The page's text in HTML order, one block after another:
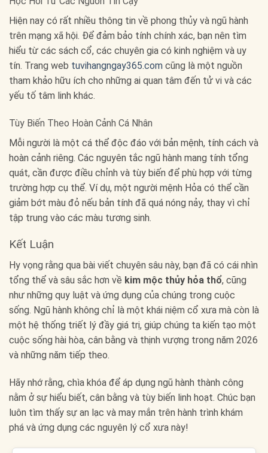
Hiện nay có rất nhiều thông tin về phong thủy và ngũ hành
trên mạng xã hội. Để đảm bảo tính chính xác, bạn nên tìm
hiểu từ các sách cổ, các chuyên gia có kinh nghiệm và uy
tín. Trang web tuvihangngay365.com cũng là một nguồn
tham khảo hữu ích cho những ai quan tâm đến tử vi và các
yếu tố tâm linh khác.
Tùy Biến Theo Hoàn Cảnh Cá Nhân
Mỗi người là một cá thể độc đáo với bản mệnh, tính cách và
hoàn cảnh riêng. Các nguyên tắc ngũ hành mang tính tổng
quát, cần được điều chỉnh và tùy biến để phù hợp với từng
trường hợp cụ thể. Ví dụ, một người mệnh Hỏa có thể cần
giảm bớt màu đỏ nếu bản tính đã quá nóng nảy, thay vì chỉ
tập trung vào các màu tương sinh.
Kết Luận
Hy vọng rằng qua bài viết chuyên sâu này, bạn đã có cái nhìn
tổng thể và sâu sắc hơn về kim mộc thủy hỏa thổ, cũng
như những quy luật và ứng dụng của chúng trong cuộc
sống. Ngũ hành không chỉ là một khái niệm cổ xưa mà còn là
một hệ thống triết lý đầy giá trị, giúp chúng ta kiến tạo một
cuộc sống hài hòa, cân bằng và thịnh vượng trong năm 2026
và những năm tiếp theo.
Hãy nhớ rằng, chìa khóa để áp dụng ngũ hành thành công
nằm ở sự hiểu biết, cân bằng và tùy biến linh hoạt. Chúc bạn
luôn tìm thấy sự an lạc và may mắn trên hành trình khám
phá và ứng dụng các nguyên lý cổ xưa này!